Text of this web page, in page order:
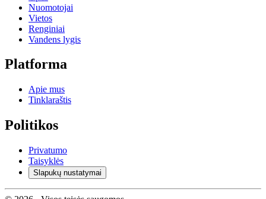
Nuomotojai
Vietos
Renginiai
Vandens lygis
Platforma
Apie mus
Tinklaraštis
Politikos
Privatumo
Taisyklės
Slapukų nustatymai